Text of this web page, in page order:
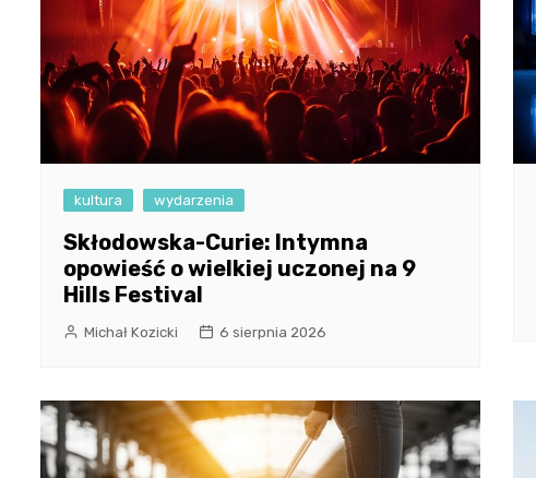
kultura wydarzenia
Skłodowska-Curie: Intymna
opowieść o wielkiej uczonej na 9
Hills Festival
Michał Kozicki 6 sierpnia 2026